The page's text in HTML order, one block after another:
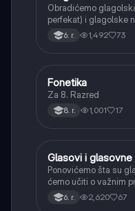
Obradićemo
perfekat) i glagolske
(infinitiv, glagolski
(svršeni i nesvršeni).
6. r. 1,492 73
Srpski jezik
Fonetika
Za 8. Razred
8. r. 1,001 17
Srpski jezik
Glasovi i
Ponovićemo šta su
ćemo učiti o važnim
kada se glasovi
(npr. jednačenje
6. r. 2,620 67